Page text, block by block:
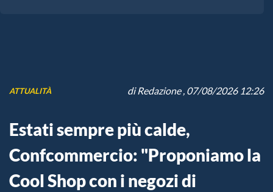
ATTUALITÀ diRedazione, 07/08/2026 12:26
Estati sempre più calde,
Confcommercio: "Proponiamo la
Cool Shop con i negozi di